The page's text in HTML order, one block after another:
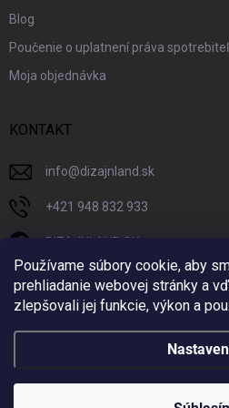
Používame súbory cookie, aby
prehliadanie webovej stránky a
zlepšovali jej funkcie, výkon a
Blog
Poučenie o uplatnení práva
Moja objednávka
KONTAKT
info@dizajnland.sk
+421 948 832 933
DIZAJNLAND SK
dizajnland.sk/
@dizajnland
Dizajnland.sk .